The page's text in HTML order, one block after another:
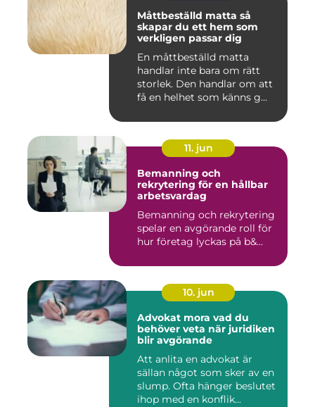
Måttbeställd matta så
skapar du ett hem som
verkligen passar dig
En måttbeställd matta
handlar inte bara om rätt
storlek. Den handlar om att
få en helhet som känns g...
11. jun
Bemanning och
rekrytering för en hållbar
arbetsvardag
Bemanning och rekrytering
spelar en avgörande roll för
hur företag lyckas på b&...
10. jun
Advokat mora vad du
behöver veta när juridiken
blir avgörande
Att anlita en advokat är
sällan något som sker av en
slump. Ofta hänger beslutet
ihop med en konflik...